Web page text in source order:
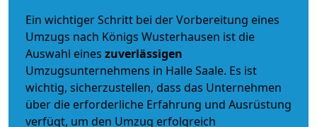
Ein wichtiger Schritt bei der Vorbereitung eines
Umzugs nach Königs Wusterhausen ist die
Auswahl eines zuverlässigen
Umzugsunternehmens in Halle Saale. Es ist
wichtig, sicherzustellen, dass das Unternehmen
über die erforderliche Erfahrung und Ausrüstung
verfügt, um den Umzug erfolgreich